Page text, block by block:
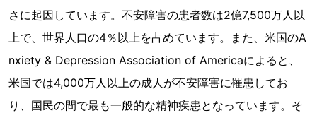
さに起因しています。不安障害の患者数は2億7,500万人以
上で、世界人口の4％以上を占めています。また、米国のA
nxiety & Depression Association of Americaによると、
米国では4,000万人以上の成人が不安障害に罹患してお
り、国民の間で最も一般的な精神疾患となっています。そ